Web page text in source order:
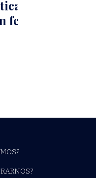
se
fetiche